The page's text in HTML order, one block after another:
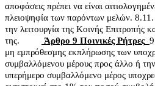
αποφάσεις πρέπει να είναι
πλειοψηφία των παρόντων μελών. 8.11.
την λειτουργία της Κοινής Επιτροπής
της.
Άρθρο 9 Ποινικές Ρήτρες
μη εμπρόθεσμης εκπλήρωσης των
συμβαλλόμενου μέρους προς άλλο ή
υπερήμερο συμβαλλόμενο μέρος